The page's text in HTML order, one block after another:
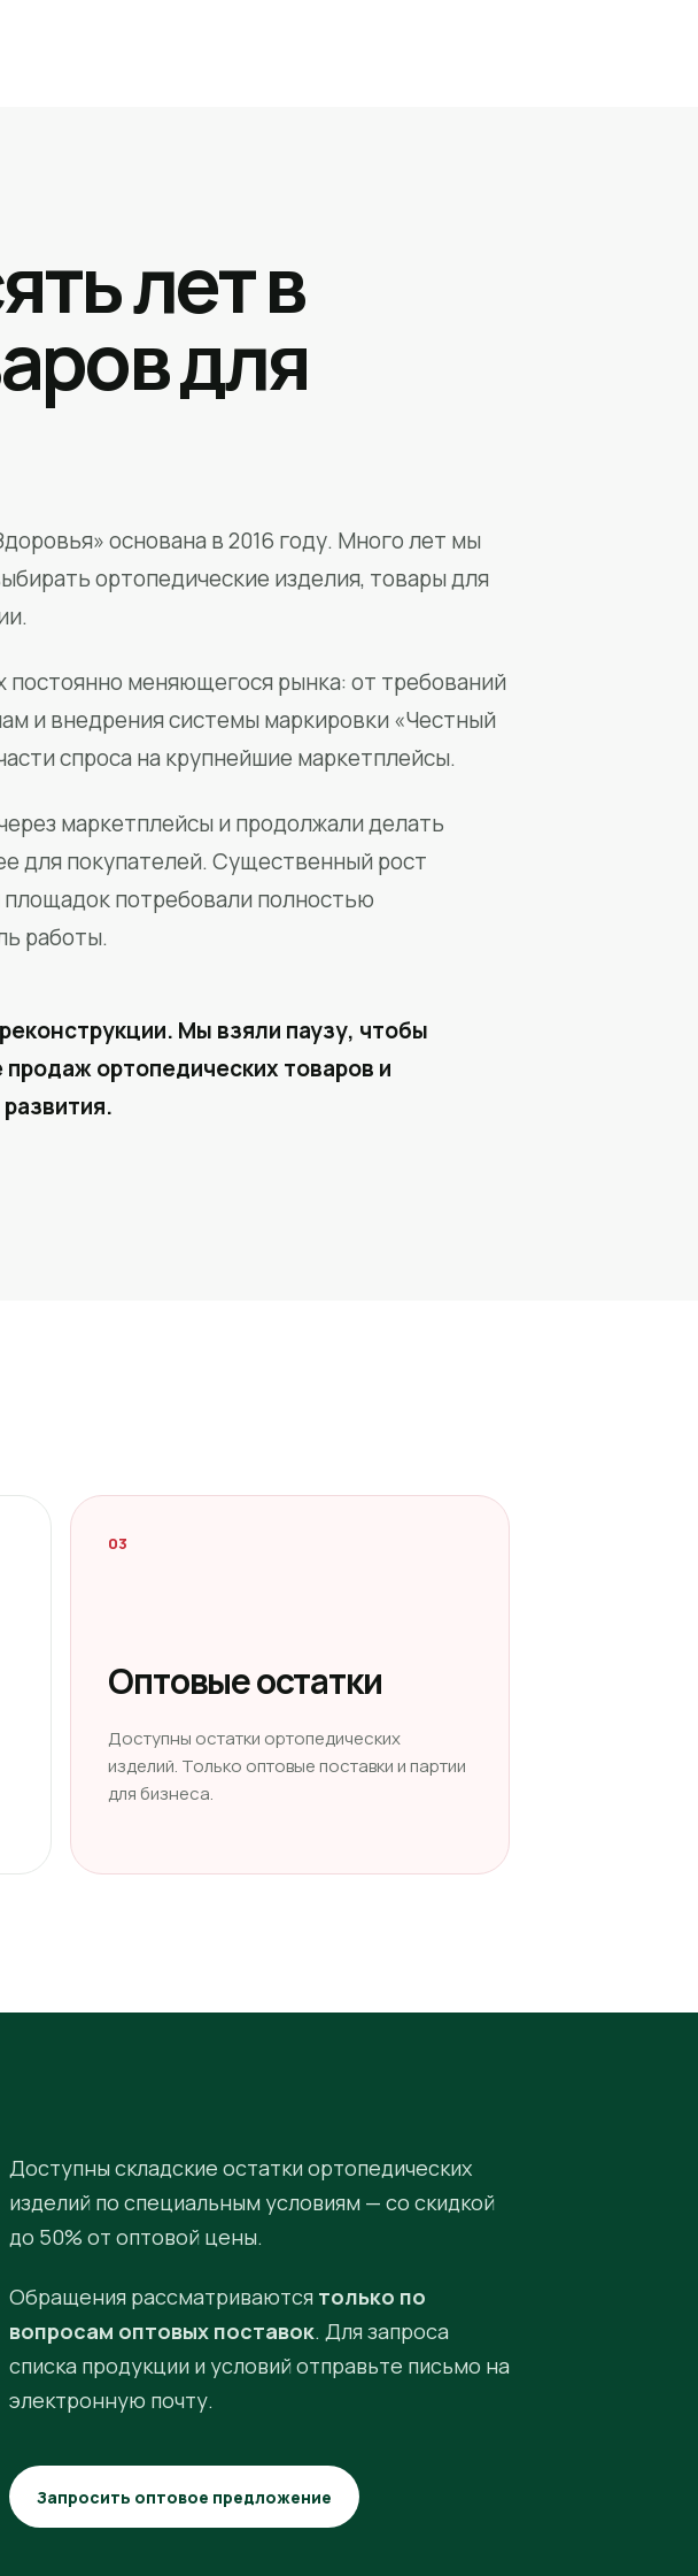
лет в
для
основана в 2016 году. Много лет мы
ортопедические изделия, товары для
постоянно меняющегося рынка: от требований
и внедрения системы маркировки «Честный
спроса на крупнейшие маркетплейсы.
маркетплейсы и продолжали делать
для покупателей. Существенный рост
потребовали полностью
работы.
Мы взяли паузу, чтобы
ортопедических товаров и
03
Оптовые остатки
Доступны остатки ортопедических
изделий. Только оптовые поставки и партии
для бизнеса.
Доступны складские остатки ортопедических
изделий по специальным условиям — со скидкой
до 50% от оптовой цены.
Обращения рассматриваются только по
вопросам оптовых поставок. Для запроса
списка продукции и условий отправьте письмо на
электронную почту.
Запросить оптовое предложение